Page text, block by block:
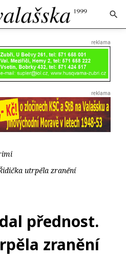
utrpěla zranění
přednost.
zranění